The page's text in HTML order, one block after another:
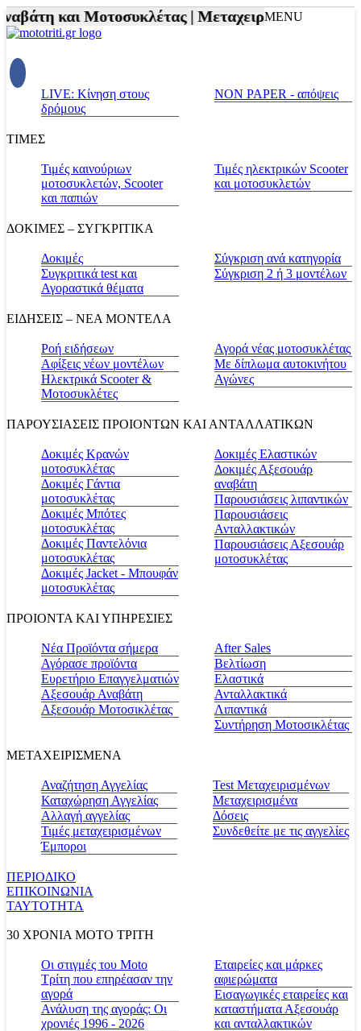
και Μοτοσυκλέτας |Μεταχειρισμένα |
MENU
LIVE: Κίνηση στους
δρόμους
NON PAPER - απόψεις
ΤΙΜΕΣ
Τιμές καινούριων
μοτοσυκλετών, Scooter
και παπιών
Τιμές ηλεκτρικών Scooter
και μοτοσυκλετών
ΔΟΚΙΜΕΣ – ΣΥΓΚΡΙΤΙΚΑ
Δοκιμές
Συγκριτικά test και
Αγοραστικά θέματα
Σύγκριση ανά κατηγορία
Σύγκριση 2 ή 3 μοντέλων
ΕΙΔΗΣΕΙΣ – ΝΕΑ ΜΟΝΤΕΛΑ
Ροή ειδήσεων
Αφίξεις νέων μοντέλων
Ηλεκτρικά Scooter &
Μοτοσυκλέτες
Αγορά νέας μοτοσυκλέτας
Με δίπλωμα αυτοκινήτου
Αγώνες
ΠΑΡΟΥΣΙΑΣΕΙΣ ΠΡΟΙΟΝΤΩΝ ΚΑΙ ΑΝΤΑΛΛΑΤΙΚΩΝ
Δοκιμές Κρανών
μοτοσυκλέτας
Δοκιμές Γάντια
μοτοσυκλέτας
Δοκιμές Μπότες
μοτοσυκλέτας
Δοκιμές Παντελόνια
μοτοσυκλέτας
Δοκιμές Jacket - Μπουφάν
μοτοσυκλέτας
Δοκιμές Ελαστικών
Δοκιμές Αξεσουάρ
αναβάτη
Παρουσιάσεις λιπαντικών
Παρουσιάσεις
Ανταλλακτικών
Παρουσιάσεις Αξεσουάρ
μοτοσυκλέτας
ΠΡΟΙΟΝΤΑ ΚΑΙ ΥΠΗΡΕΣΙΕΣ
Νέα Προϊόντα σήμερα
Αγόρασε προϊόντα
Ευρετήριο Επαγγελματιών
Αξεσουάρ Αναβάτη
Αξεσουάρ Μοτοσικλέτας
Αfter Sales
Βελτίωση
Ελαστικά
Ανταλλακτικά
Λιπαντικά
Συντήρηση Μοτοσικλέτας
ΜΕΤΑΧΕΙΡΙΣΜΕΝΑ
Αναζήτηση Αγγελίας
Καταχώρηση Αγγελίας
Αλλαγή αγγελίας
Τιμές μεταχειρισμένων
Έμποροι
Test Μεταχειρισμένων
Μεταχειρισμένα
Δόσεις
Συνδεθείτε με τις αγγελίες
ΠΕΡΙΟΔΙΚΟ
ΕΠΙΚΟΙΝΩΝΙΑ
ΤΑΥΤΟΤΗΤΑ
30 ΧΡΟΝΙΑ MOTO ΤΡΙΤΗ
Οι στιγμές του Moto
Τρίτη που επηρέασαν την
αγορά
Ανάλυση της αγοράς: Οι
χρονιές 1996 - 2026
Εταιρείες και μάρκες
αφιερώματα
Εισαγωγικές εταιρείες και
καταστήματα Αξεσουάρ
και ανταλλακτικών